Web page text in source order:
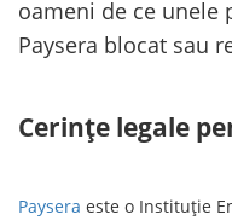
oameni de ce unele
Paysera blocat sau
Cerințe legale
Paysera este o Instituție